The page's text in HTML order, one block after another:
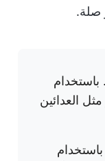
صلة.
باستخدام
العدائين